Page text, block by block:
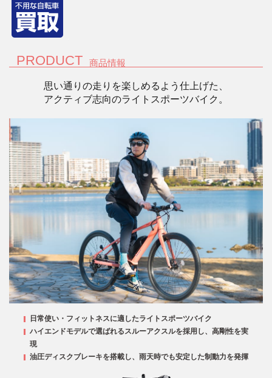
PRODUCT 商品情報
思い通りの走りを楽しめるよう仕上げた、
アクティブ志向のライトスポーツバイク。
日常使い・フィットネスに適したライトスポーツバイク
ハイエンドモデルで選ばれるスルーアクスルを採用し、高剛性を実
現
油圧ディスクブレーキを搭載し、雨天時でも安定した制動力を発揮